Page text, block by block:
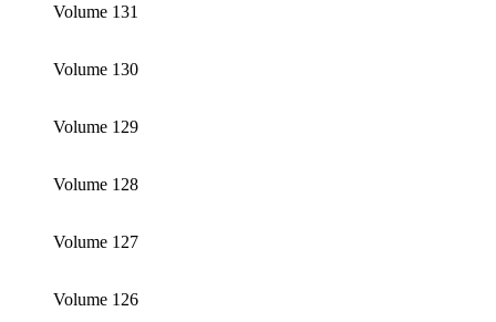
Volume 131
Volume 130
Volume 129
Volume 128
Volume 127
Volume 126